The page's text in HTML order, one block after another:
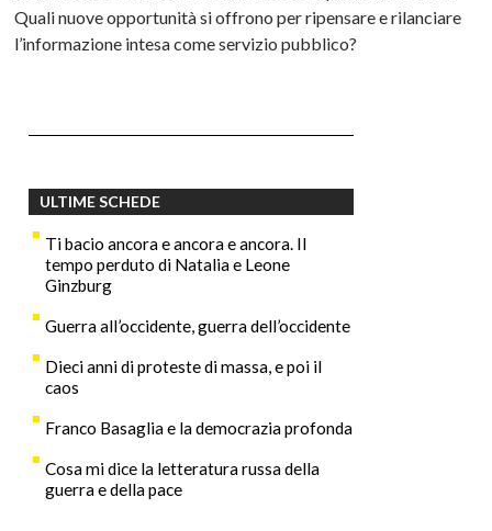
Quali nuove opportunità si offrono per ripensare e rilanciare
l’informazione intesa come servizio pubblico?
ULTIME SCHEDE
Ti bacio ancora e ancora e ancora. Il
tempo perduto di Natalia e Leone
Ginzburg
Guerra all’occidente, guerra dell’occidente
Dieci anni di proteste di massa, e poi il
caos
Franco Basaglia e la democrazia profonda
Cosa mi dice la letteratura russa della
guerra e della pace